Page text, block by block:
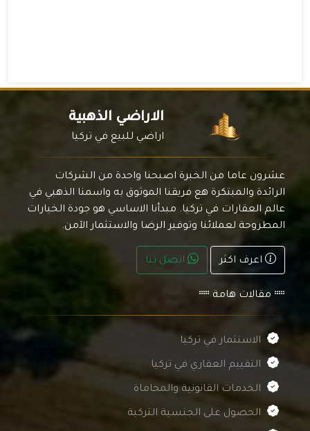
الاراضي الذهبية
اراضي للبيع في تركيا
عشرون عاما من الخبرة اصبحنا واحدة من الشركات
الرائدة والمبتكرة هع فريقنا الموثوق به واسمنا الذهبي في
عالم العقارات في تركيا. مبدأنا الاساسي هو جودة الخيارات
المطروحة لعملائنا وتوفير الرضا والاستثمار الآمن.
اعرف اكثر اتصل بنا
مقالات هامة
الاستثمار في تركيا
التقييم العقاري في تركيا
الخدمات القانونية والمحاماة
الحصول على الجنسية التركية